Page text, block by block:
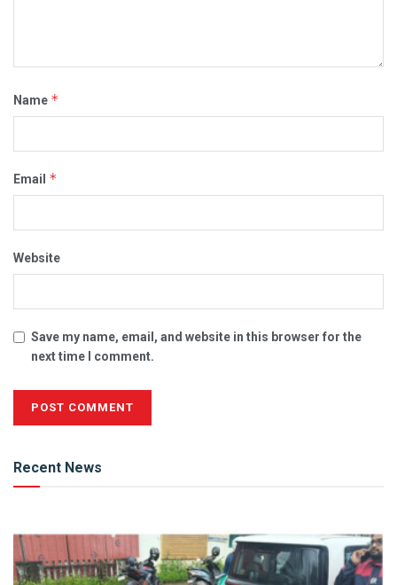
Name *
Email *
Website
Save my name, email, and website in this browser for the
next time I comment.
Recent News